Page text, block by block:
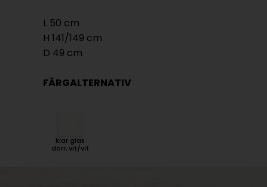
L 50 cm
H 141/149 cm
D 49 cm
FÄRGALTERNATIV
klar glas
dörr, vit/vit